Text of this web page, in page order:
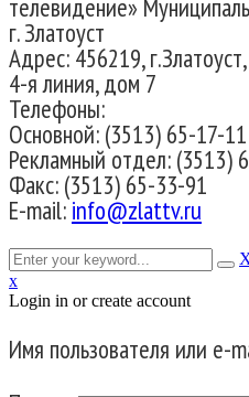
телевидение»
г. Златоуст
Адрес: 456219,
4-я линия, дом 7
Телефоны:
Основной: (3513) 65-17-11
Рекламный отдел: (3513)
Факс: (3513) 65-33-91
E-mail:info@zlattv.ru
x
Login in or create account
Имя пользователя или e-